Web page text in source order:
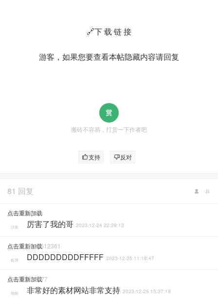
🔗下 载 链 接
游客，如果您要查看本帖隐藏内容请回复
搬砖不容易，打赏一下作者吧
支持 反对
81 回复
点击重新加载
Gjlsfls
沙发 厉害了我的哥 2023-12-24 22:29:13
点击重新加载1004512361
板凳 DDDDDDDDDFFFFF 2023-12-25 11:18:47
点击重新加载
Cs2077
地板 非常好的素材网站非常支持 2023-12-25 15:37:19